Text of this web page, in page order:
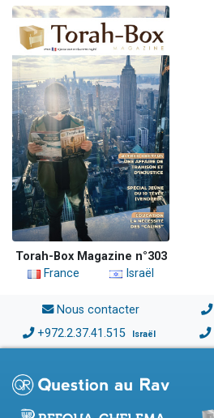
Torah-Box Magazine n°303
France
Israël
Nous contacter
+972.2.37.41.515 Israël